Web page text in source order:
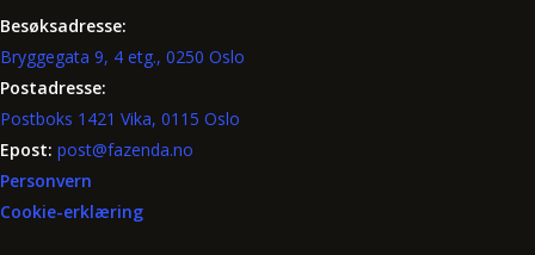
Besøksadresse:
Bryggegata 9, 4 etg., 0250 Oslo
Postadresse:
Postboks 1421 Vika, 0115 Oslo
Epost: post@fazenda.no
Personvern
Cookie-erklæring